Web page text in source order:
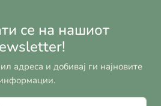
се на нашиот
адреса и добивај ги најновите